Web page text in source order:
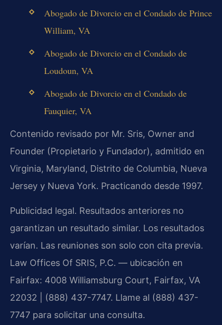
Abogado de Divorcio en el Condado de Prince
William, VA
Abogado de Divorcio en el Condado de
Loudoun, VA
Abogado de Divorcio en el Condado de
Fauquier, VA
Contenido revisado por Mr. Sris, Owner and
Founder (Propietario y Fundador), admitido en
Virginia, Maryland, Distrito de Columbia, Nueva
Jersey y Nueva York. Practicando desde 1997.
Publicidad legal. Resultados anteriores no
garantizan un resultado similar. Los resultados
varían. Las reuniones son solo con cita previa.
Law Offices Of SRIS, P.C. — ubicación en
Fairfax: 4008 Williamsburg Court, Fairfax, VA
22032 | (888) 437-7747. Llame al (888) 437-
7747 para solicitar una consulta.